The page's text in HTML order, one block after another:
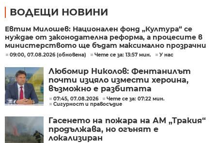
ВОДЕЩИ НОВИНИ
Евтим Милошев: Национален фонд „Култура“ се
нуждае от законодателна реформа, а процесите в
министерството ще бъдат максимално прозрачни
09:00, 07.08.2026 (обновена) Чете се за: 13:57 мин. У нас
Любомир Николов: Фентанилът
почти изцяло измести хероина,
възможно е разбитата
лаборатория да е единствената у
нас
07:45, 07.08.2026
Чете се за: 07:22 мин.
Сигурност и правосъдие
Гасенето на пожара на АМ „Тракия“
продължава, но огънят е
локализиран